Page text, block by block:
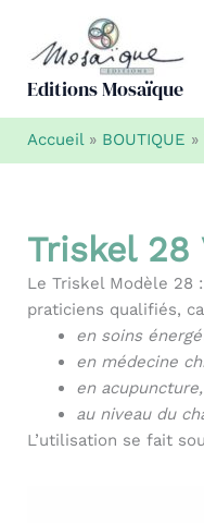
contenu
Editions Mosaïque
Accueil» BOUTIQUE »
Triskel 28
Le Triskel Modèle 28
praticiens qualifiés,
en soins
en médecine
en acupuncture,
au niveau du
L’utilisation se fait